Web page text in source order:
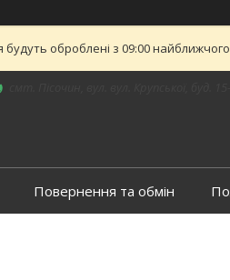
оброблені з 09:00
Повернення та обмін